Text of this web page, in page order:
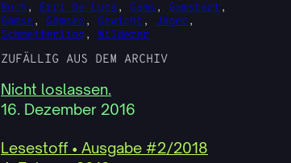
Buch , Erri De Luca , Gams , Gamsbart
Gämse, Gämsen , Gewicht , Jäger
Schmetterling , Wilderer
ZUFÄLLIG AUS DEM ARCHIV
Nicht loslassen.
16. Dezember 2016
Lesestoff • Ausgabe #2/2018